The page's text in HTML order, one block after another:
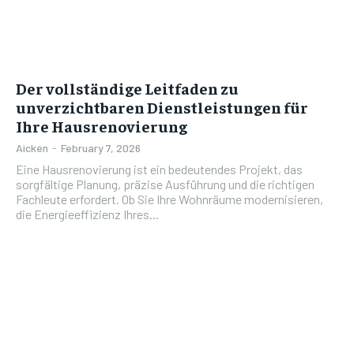
Der vollständige Leitfaden zu
unverzichtbaren Dienstleistungen für
Ihre Hausrenovierung
Aicken - February 7, 2026
Eine Hausrenovierung ist ein bedeutendes Projekt, das
sorgfältige Planung, präzise Ausführung und die richtigen
Fachleute erfordert. Ob Sie Ihre Wohnräume modernisieren,
die Energieeffizienz Ihres...